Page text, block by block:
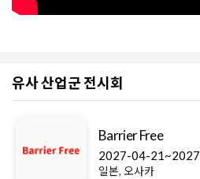
유사 산업군 전시회
Barrier Free
2027-04-21~2027-04-23
일본, 오사카